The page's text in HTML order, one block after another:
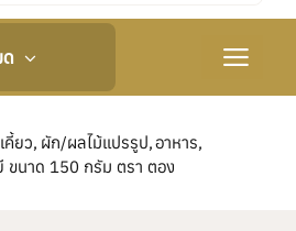
Toggle
คี้ยว ผัก/ผลไม้แปรรูป อาหาร
ขนาด 150 กรัม ตรา ตอง